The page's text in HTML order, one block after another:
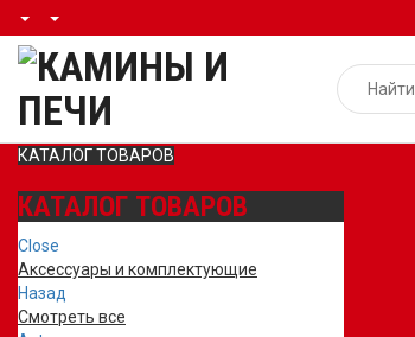
КАТАЛОГ ТОВАРОВ
КАТАЛОГ ТОВАРОВ
Close
Аксессуары и комплектующие
Назад
Смотреть все